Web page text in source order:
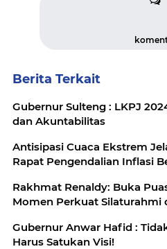
Berita Terkait
Gubernur Sulteng : LKPJ
dan Akuntabilitas
Antisipasi Cuaca Ekstrem
Rapat Pengendalian Inflasi
Rakhmat Renaldy: Buka
Momen Perkuat Silaturahmi
Gubernur Anwar Hafid :
Harus Satukan Visi!